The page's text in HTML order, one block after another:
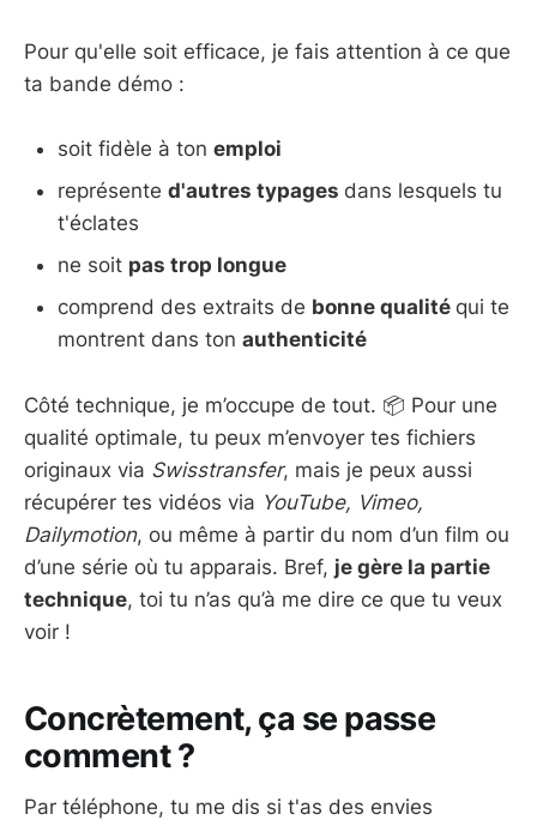
Pour qu'elle soit efficace, je fais attention à ce que
ta bande démo :
soit fidèle à ton emploi
représente d'autres typages dans lesquels tu
t'éclates
ne soit pas trop longue
comprend des extraits de bonne qualité qui te
montrent dans ton authenticité
Côté technique, je m’occupe de tout. 📦 Pour une
qualité optimale, tu peux m’envoyer tes fichiers
originaux via Swisstransfer, mais je peux aussi
récupérer tes vidéos via YouTube, Vimeo,
Dailymotion, ou même à partir du nom d’un film ou
d’une série où tu apparais. Bref, je gère la partie
technique, toi tu n’as qu’à me dire ce que tu veux
voir !
Concrètement, ça se passe
comment ?
Par téléphone, tu me dis si t'as des envies